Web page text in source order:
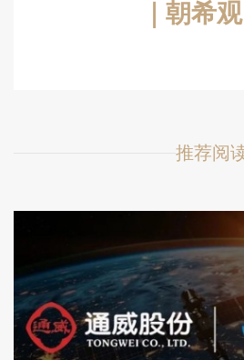
｜朝希
推荐阅